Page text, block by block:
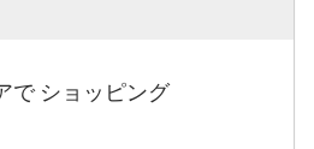
で ショッピング